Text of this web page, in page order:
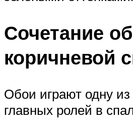
Сочетание
коричневой
Обои играют одну
главных ролей в